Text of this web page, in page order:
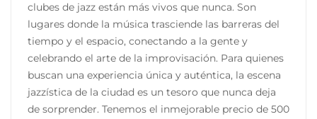
clubes de jazz están más vivos que nunca. Son
lugares donde la música trasciende las barreras del
tiempo y el espacio, conectando a la gente y
celebrando el arte de la improvisación. Para quienes
buscan una experiencia única y auténtica, la escena
jazzística de la ciudad es un tesoro que nunca deja
de sorprender. Tenemos el inmejorable precio de 500